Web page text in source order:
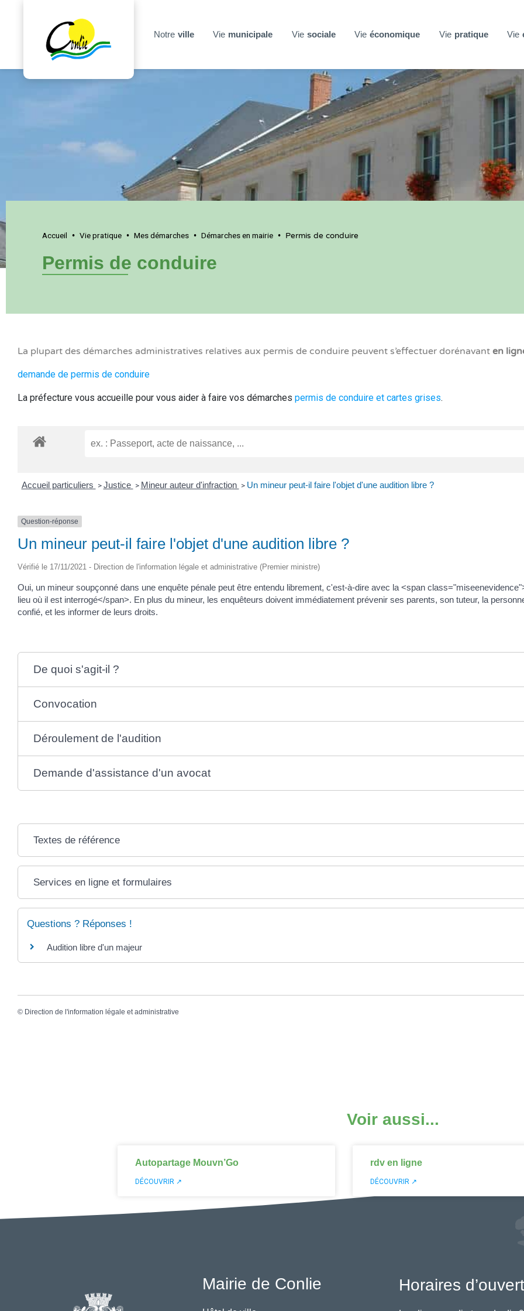
Notre ville Vie municipale Vie sociale Vie économique Vie pratique Vie
Accueil • Vie pratique • Mes démarches • Démarches en mairie • Permis de conduire
Permis de conduire
La plupart des démarches administratives relatives aux permis de conduire peuvent s’effectuer dorénavant en
demande de permis de conduire
La préfecture vous accueille pour vous aider à faire vos démarches permis de conduire et cartes grises.
Accueil particuliers > Justice > Mineur auteur d'infraction > Un mineur peut-il faire l'objet d'une audition libre ?
Question-réponse
Un mineur peut-il faire l'objet d'une audition libre ?
Vérifié le 17/11/2021 - Direction de l'information légale et administrative (Premier ministre)
Oui, un mineur soupçonné dans une enquête pénale peut être entendu librement, c'est-à-dire avec la <span
lieu où il est interrogé</span>. En plus du mineur, les enquêteurs doivent immédiatement prévenir ses parents, son tuteur, la
confié, et les informer de leurs droits.
De quoi s'agit-il ?
Convocation
Déroulement de l'audition
Demande d'assistance d'un avocat
Textes de référence
Services en ligne et formulaires
Questions ? Réponses !
Audition libre d'un majeur
© Direction de l'information légale et administrative
Voir aussi...
Autopartage Mouvn’Go
DÉCOUVRIR ↗
rdv en ligne
DÉCOUVRIR ↗
Mairie de Conlie Horaires